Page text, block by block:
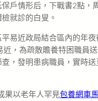
戶情形后，下戰書2點，
就診的白叟。
平易近政局結合區內的年
，為疏散贍養特困職員送
，發明患病職員，實時
果以老年人罕見包養網車